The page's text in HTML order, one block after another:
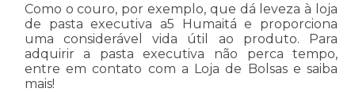
Como o couro, por exemplo, que dá leveza à loja
de pasta executiva a5 Humaitá e proporciona
uma considerável vida útil ao produto. Para
adquirir a pasta executiva não perca tempo,
entre em contato com a Loja de Bolsas e saiba
mais!